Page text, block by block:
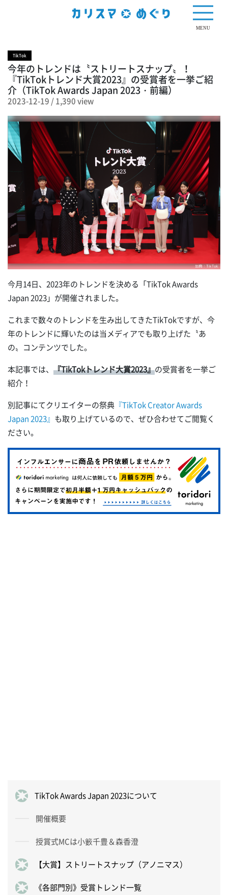
MENU
TikTok
今年のトレンドは〝ストリートスナップ〟！
『TikTokトレンド大賞2023』の受賞者を一挙ご紹
介（TikTok Awards Japan 2023・前編）
2023-12-19 /1,390 view
今月14日、2023年のトレンドを決める「TikTok Awards
Japan 2023」が開催されました。
これまで数々のトレンドを生み出してきたTikTokですが、今
年のトレンドに輝いたのは当メディアでも取り上げた〝あ
の〟コンテンツでした。
本記事では、 『TikTokトレンド大賞2023』の受賞者を一挙ご
紹介！
別記事にてクリエイターの祭典 『TikTok Creator Awards
Japan 2023』 も取り上げているので、ぜひ合わせてご閲覧く
ださい。
TikTok Awards Japan 2023について
開催概要
授賞式MCは小籔千豊＆森香澄
【大賞】ストリートスナップ（アノニマス）
《各部門別》受賞トレンド一覧